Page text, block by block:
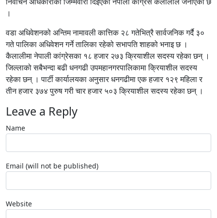
।
वडा अधिवेशनको अन्तिम नामावली कात्तिक २८ गतेभित्रै सार्वजनिक गर्दै ३०
गते पालिका अधिवेशन गर्ने तालिका रहेको सभापति शाहको भनाइ छ ।
कैलालीमा नेपाली कांग्रेसका १८ हजार २७३ क्रियाशील सदस्य रहेका छन् ।
जिल्लाको सबैभन्दा बढी धनगढी उपमहानगरपालिकामा क्रियाशील सदस्य
रहेका छन् । पार्टी कार्यालयका अनुसार धनगढीमा एक हजार १२९ महिला र
तीन हजार ३७४ पुरुष गरी चार हजार ५०३ क्रियाशील सदस्य रहेका छन् ।
Leave a Reply
Name
Email (will not be published)
Website